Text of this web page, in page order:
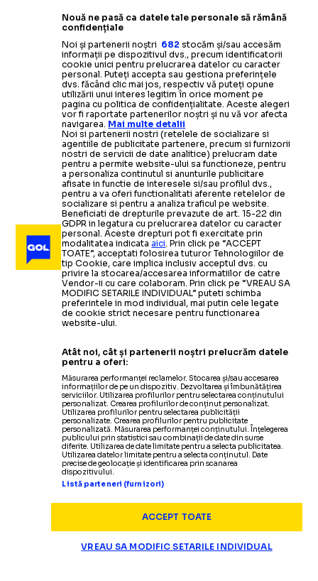
„FOLHA E ISTORIE!” Varga n-a mai suportat rușinea:
Nouă ne pasă ca datele tale personale să rămână
confidențiale
Noi și partenerii noștri 682 stocăm și/sau accesăm
informații pe dispozitivul dvs., precum identificatorii
cookie unici pentru prelucrarea datelor cu caracter
personal. Puteți accepta sau gestiona preferințele
dvs. făcând clic mai jos, respectiv vă puteți opune
utilizării unui interes legitim în orice moment pe
pagina cu politica de confidențialitate. Aceste alegeri
vor fi raportate partenerilor noștri și nu vă vor afecta
navigarea. Mai multe detalii
Noi si partenerii nostri (retelele de socializare si
agentiile de publicitate partenere, precum si furnizorii
nostri de servicii de date analitice) prelucram date
pentru a permite website-ului sa functioneze, pentru
a personaliza continutul si anunturile publicitare
afisate in functie de interesele si/sau profilul dvs.,
pentru a va oferi functionalitati aferente retelelor de
socializare si pentru a analiza traficul pe website.
Beneficiati de drepturile prevazute de art. 15-22 din
GDPR in legatura cu prelucrarea datelor cu caracter
personal. Aceste drepturi pot fi exercitate prin
modalitatea indicataaici. Prin click pe “ACCEPT
TOATE”, acceptati folosirea tuturor Tehnologiilor de
tip Cookie, care implica inclusiv acceptul dvs. cu
privire la stocarea/accesarea informatiilor de catre
Vendor-ii cu care colaboram. Prin click pe “VREAU SA
MODIFIC SETARILE INDIVIDUAL” puteti schimba
preferintele in mod individual, mai putin cele legate
de cookie strict necesare pentru functionarea
website-ului.
Atât noi, cât și partenerii noștri prelucrăm datele
pentru a oferi:
Măsurarea performanței reclamelor. Stocarea și/sau accesarea
informațiilor de pe un dispozitiv. Dezvoltarea și îmbunătățirea
serviciilor. Utilizarea profilurilor pentru selectarea conținutului
personalizat. Crearea profilurilor de conținut personalizat.
Utilizarea profilurilor pentru selectarea publicității
personalizate. Crearea profilurilor pentru publicitate
personalizată. Măsurarea performanței conținutului. Înțelegerea
publicului prin statistici sau combinații de date din surse
diferite. Utilizarea de date limitate pentru a selecta publicitatea.
Utilizarea datelor limitate pentru a selecta conținutul. Date
precise de geolocație și identificarea prin scanarea
dispozitivului.
Listă parteneri (furnizori)
ACCEPT TOATE
VREAU SA MODIFIC SETARILE INDIVIDUAL